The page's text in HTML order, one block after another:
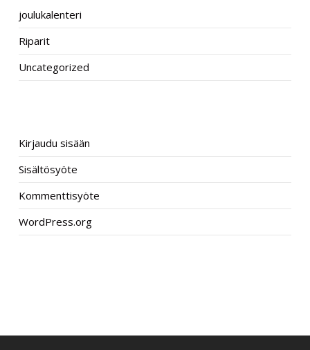
joulukalenteri
Riparit
Uncategorized
Kirjaudu sisään
Sisältösyöte
Kommenttisyöte
WordPress.org